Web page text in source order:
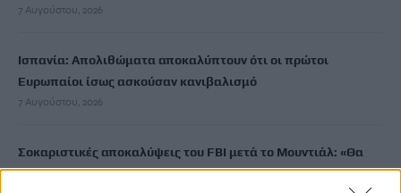
7 Αυγούστου, 2026
Ισπανία: Απολιθώματα αποκαλύπτουν ότι οι πρώτοι
Ευρωπαίοι ίσως ασκούσαν κανιβαλισμό
7 Αυγούστου, 2026
Σοκαριστικές αποκαλύψεις του FBI μετά το Μουντιάλ: «Θα
ανατινάξω τον Μέσι με τέσσερις βόμβες»